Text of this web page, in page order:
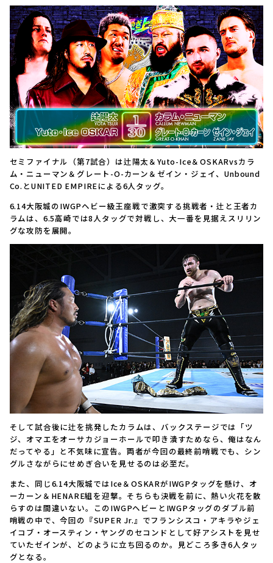
セミファイナル（第7試合）は辻陽太＆Yuto-Ice＆OSKARvsカラ
ム・ニューマン＆グレート-O-カーン＆ゼイン・ジェイ、Unbound
Co.とUNITED EMPIREによる6人タッグ。
6.14大阪城のIWGPヘビー級王座戦で激突する挑戦者・辻と王者カ
ラムは、6.5高崎では8人タッグで対戦し、大一番を見据えスリリン
グな攻防を展開。
そして試合後に辻を挑発したカラムは、バックステージでは「ツ
ジ、オマエをオーサカジョーホールで叩き潰すためなら、俺はなん
だってやる」と不気味に宣告。両者が今回の最終前哨戦でも、シン
グルさながらにせめぎ合いを見せるのは必至だ。
また、同じ6.14大阪城ではIce＆OSKARがIWGPタッグを懸け、オ
ーカーン＆HENARE組を迎撃。そちらも決戦を前に、熱い火花を散
らすのは間違いない。このIWGPヘビーとIWGPタッグのダブル前
哨戦の中で、今回の『SUPER Jr.』でフランシスコ・アキラやジェ
イコブ・オースティン・ヤングのセコンドとして好アシストを見せ
ていたゼインが、どのように立ち回るのか。見どころ多き6人タッ
グとなる。